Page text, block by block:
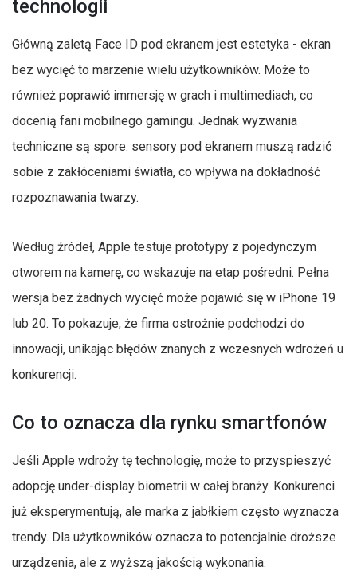
technologii
Główną zaletą Face ID pod ekranem jest estetyka - ekran
bez wycięć to marzenie wielu użytkowników. Może to
również poprawić immersję w grach i multimediach, co
docenią fani mobilnego gamingu. Jednak wyzwania
techniczne są spore: sensory pod ekranem muszą radzić
sobie z zakłóceniami światła, co wpływa na dokładność
rozpoznawania twarzy.
Według źródeł, Apple testuje prototypy z pojedynczym
otworem na kamerę, co wskazuje na etap pośredni. Pełna
wersja bez żadnych wycięć może pojawić się w iPhone 19
lub 20. To pokazuje, że firma ostrożnie podchodzi do
innowacji, unikając błędów znanych z wczesnych wdrożeń u
konkurencji.
Co to oznacza dla rynku smartfonów
Jeśli Apple wdroży tę technologię, może to przyspieszyć
adopcję under-display biometrii w całej branży. Konkurenci
już eksperymentują, ale marka z jabłkiem często wyznacza
trendy. Dla użytkowników oznacza to potencjalnie droższe
urządzenia, ale z wyższą jakością wykonania.